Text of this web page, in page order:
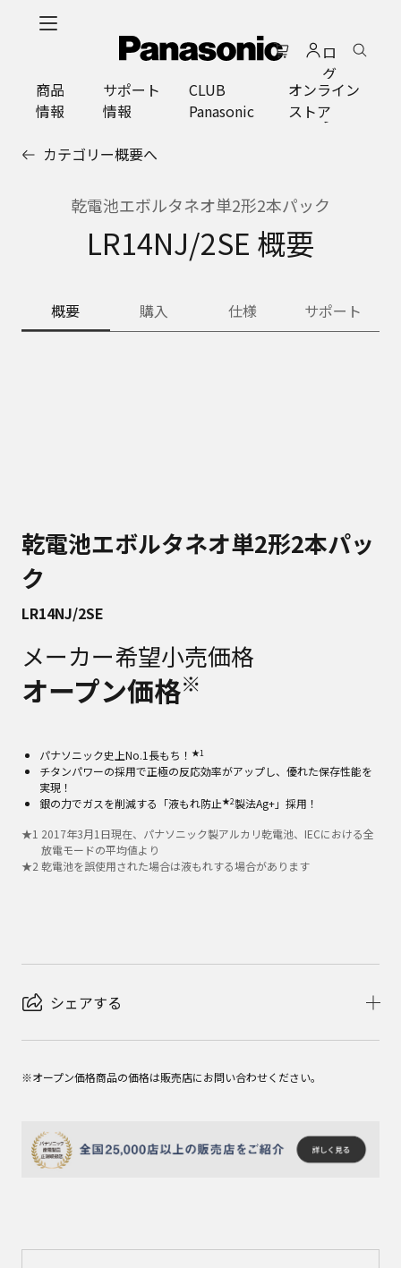
ロ
グ
イ
ン
商品
情報
サポート
情報
CLUB
Panasonic
オンライン
ストア
カテゴリー概要へ
乾電池エボルタネオ単2形2本パック
LR14NJ/2SE 概要
概要 購入 仕様 サポート
乾電池エボルタネオ単2形2本パッ
ク
LR14NJ/2SE
メーカー希望小売価格
オープン価格※
パナソニック史上No.1長もち！ ★1
チタンパワーの採用で正極の反応効率がアップし、優れた保存性能を
実現！
銀の力でガスを削減する「液もれ防止★2製法Ag+」採用！
★1 2017年3月1日現在、パナソニック製アルカリ乾電池、IECにおける全
放電モードの平均値より
★2 乾電池を誤使用された場合は液もれする場合があります
シェアする
※オープン価格商品の価格は販売店にお問い合わせください。